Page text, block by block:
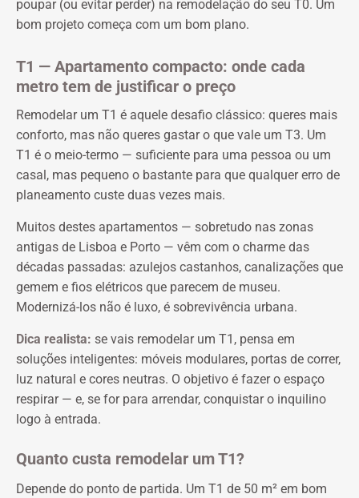
poupar (ou evitar perder) na remodelação do seu T0. Um
bom projeto começa com um bom plano.
T1 — Apartamento compacto: onde cada
metro tem de justificar o preço
Remodelar um T1 é aquele desafio clássico: queres mais
conforto, mas não queres gastar o que vale um T3. Um
T1 é o meio-termo — suficiente para uma pessoa ou um
casal, mas pequeno o bastante para que qualquer erro de
planeamento custe duas vezes mais.
Muitos destes apartamentos — sobretudo nas zonas
antigas de Lisboa e Porto — vêm com o charme das
décadas passadas: azulejos castanhos, canalizações que
gemem e fios elétricos que parecem de museu.
Modernizá-los não é luxo, é sobrevivência urbana.
Dica realista: se vais remodelar um T1, pensa em
soluções inteligentes: móveis modulares, portas de correr,
luz natural e cores neutras. O objetivo é fazer o espaço
respirar — e, se for para arrendar, conquistar o inquilino
logo à entrada.
Quanto custa remodelar um T1?
Depende do ponto de partida. Um T1 de 50 m² em bom